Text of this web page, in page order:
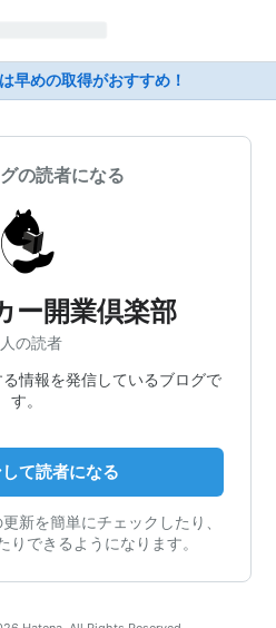
早めの取得がおすすめ！
の読者になる
ー開業倶楽部
の読者
情報を発信しているブログで
す。
て読者になる
新を簡単にチェックしたり、
りできるようになります。